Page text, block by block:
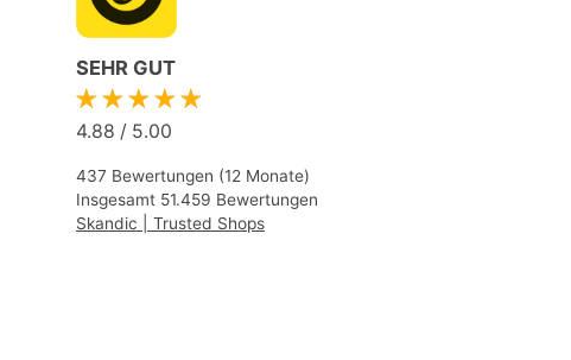
SEHR GUT
★★★★★
4.88 / 5.00
437 Bewertungen (12 Monate)
Insgesamt 51.459 Bewertungen
Skandic | Trusted Shops